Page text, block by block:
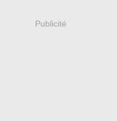
Publicité